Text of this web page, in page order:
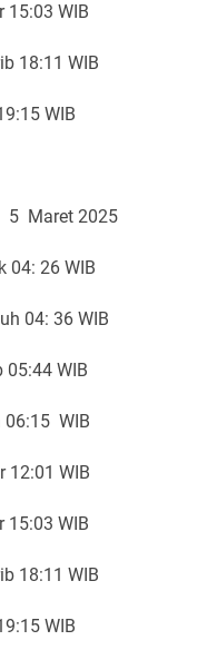
15:03 WIB
18:11 WIB
WIB
5 Maret 2025
04: 26 WIB
04: 36 WIB
05:44 WIB
06:15 WIB
12:01 WIB
15:03 WIB
18:11 WIB
WIB